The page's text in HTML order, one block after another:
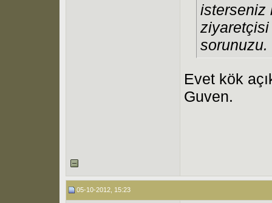
isterseniz
sorunuzu.
Evet kök
Guven.
05-10-2012, 15:23